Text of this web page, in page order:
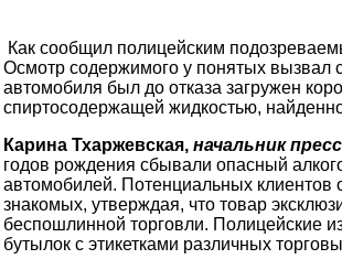
Как сообщил полицейским
Осмотр содержимого у понятых вызвал
автомобиля был до отказа загружен
спиртосодержащей жидкостью,
Карина Тхаржевская, начальник
годов рождения сбывали опасный
автомобилей. Потенциальных клиентов
знакомых, утверждая, что товар
беспошлинной торговли. Полицейские
бутылок с этикетками различных